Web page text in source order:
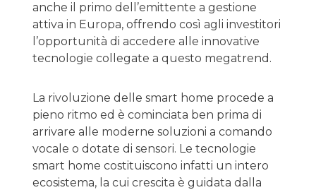
anche il primo dell’emittente a gestione
attiva in Europa, offrendo così agli investitori
l’opportunità di accedere alle innovative
tecnologie collegate a questo megatrend.
La rivoluzione delle smart home procede a
pieno ritmo ed è cominciata ben prima di
arrivare alle moderne soluzioni a comando
vocale o dotate di sensori. Le tecnologie
smart home costituiscono infatti un intero
ecosistema, la cui crescita è guidata dalla